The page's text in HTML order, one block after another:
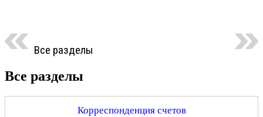
Все разделы
Все разделы
Корреспонденция счетов